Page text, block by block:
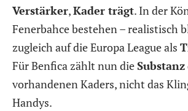
Verstärker,Kader trägt. In der
Fenerbahce bestehen – realistisch
zugleich auf die Europa League als
Für Benfica zählt nun dieSubstanz
vorhandenen Kaders, nicht das
Handys.